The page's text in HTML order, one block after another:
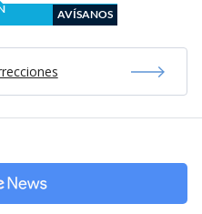
AVÍSANOS